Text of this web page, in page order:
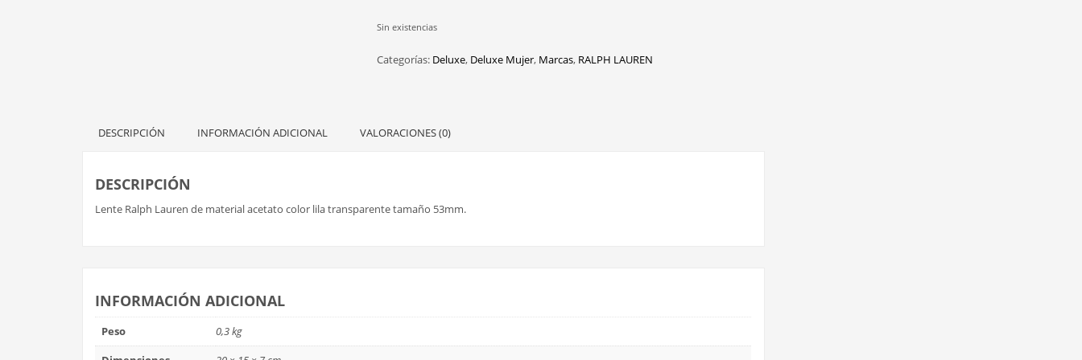
Sin existencias
Categorías: Deluxe, Deluxe Mujer, Marcas, RALPH LAUREN
DESCRIPCIÓN INFORMACIÓN ADICIONAL VALORACIONES (0)
DESCRIPCIÓN
Lente Ralph Lauren de material acetato color lila transparente tamaño 53mm.
INFORMACIÓN ADICIONAL
Peso
0,3 kg